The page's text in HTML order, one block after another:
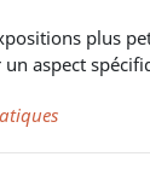
plus
aspect